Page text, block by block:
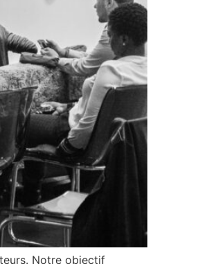
Notre objectif